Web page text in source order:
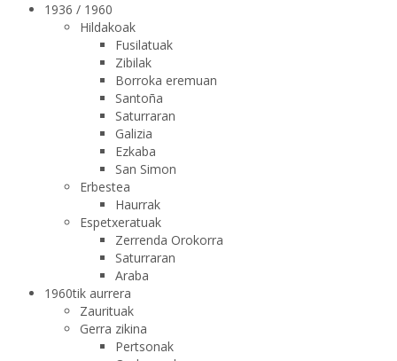
1936 / 1960
Hildakoak
Fusilatuak
Zibilak
Borroka eremuan
Santoña
Saturraran
Galizia
Ezkaba
San Simon
Erbestea
Haurrak
Espetxeratuak
Zerrenda Orokorra
Saturraran
Araba
1960tik aurrera
Zaurituak
Gerra zikina
Pertsonak